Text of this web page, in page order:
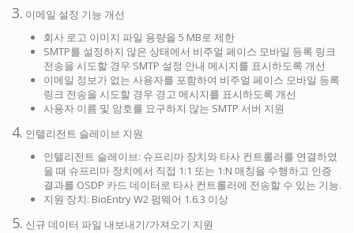
3. 이메일 설정 기능 개선
회사 로고 이미지 파일 용량을 5 MB로 제한
SMTP를 설정하지 않은 상태에서 비주얼 페이스 모바일 등록 링크
전송을 시도할 경우 SMTP 설정 안내 메시지를 표시하도록 개선
이메일 정보가 없는 사용자를 포함하여 비주얼 페이스 모바일 등록
링크 전송을 시도할 경우 경고 메시지를 표시하도록 개선
사용자 이름 및 암호를 요구하지 않는 SMTP 서버 지원
4. 인텔리전트 슬레이브 지원
인텔리전트 슬레이브: 슈프리마 장치와 타사 컨트롤러를 연결하였
을 때 슈프리마 장치에서 직접 1:1 또는 1:N 매칭을 수행하고 인증
결과를 OSDP 카드 데이터로 타사 컨트롤러에 전송할 수 있는 기능.
지원 장치: BioEntry W2 펌웨어 1.6.3 이상
5. 신규 데이터 파일 내보내기/가져오기 지원